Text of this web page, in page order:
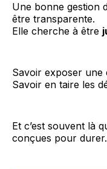
Une bonne gestion
être transparente.
Elle cherche à être
Savoir exposer
Savoir en taire les
Et c’est souvent là
conçues pour durer.